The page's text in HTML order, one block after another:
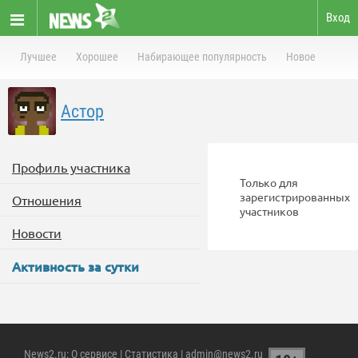
Вход
Лучшее Хорошее Набирающее популярность Новое
Астор
Профиль участника
Отношения
Новости
Активность за сутки
Только для
зарегистрированных
участников
News2.ru: О сервисе | Статистика | admin@news2.ru